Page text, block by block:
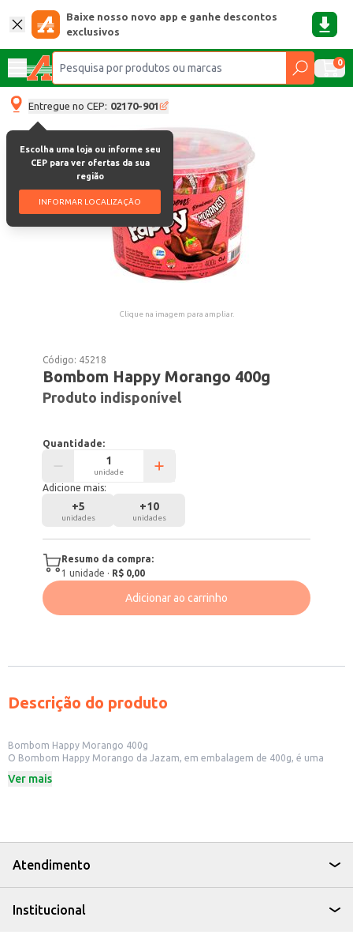
Baixe nosso novo app e ganhe descontos
exclusivos
0
Entregue no CEP: 02170-901
Escolha uma loja ou informe seu
CEP para ver ofertas da sua
região
INFORMAR LOCALIZAÇÃO
Clique na imagem para ampliar.
Código: 45218
Bombom Happy Morango 400g
Produto indisponível
Quantidade:
unidade
Adicione mais:
+5
unidades
+10
unidades
Resumo da compra:
1 unidade · R$ 0,00
Adicionar ao carrinho
Descrição do produto
Bombom Happy Morango 400g
O Bombom Happy Morango da Jazam, em embalagem de 400g, é uma
em pequenos comércios, como mercados e lojas de conveniência, ou para
Ideal para ter em casa e oferecer aos amigos e familiares.
Com o Bombom Happy Morango, você garante um produto com boa
aceitação e que agrada diversos paladares, seja para consumo próprio ou
Ver mais
Atendimento
Institucional